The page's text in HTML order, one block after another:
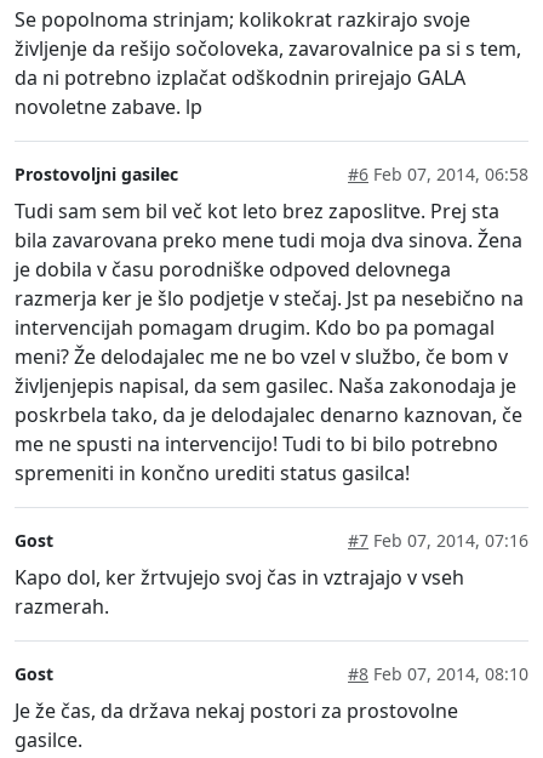
Se popolnoma strinjam; kolikokrat razkirajo svoje
življenje da rešijo sočoloveka, zavarovalnice pa si s tem,
da ni potrebno izplačat odškodnin prirejajo GALA
novoletne zabave. lp
Prostovoljni gasilec #6 Feb 07, 2014, 06:58
Tudi sam sem bil več kot leto brez zaposlitve. Prej sta
bila zavarovana preko mene tudi moja dva sinova. Žena
je dobila v času porodniške odpoved delovnega
razmerja ker je šlo podjetje v stečaj. Jst pa nesebično na
intervencijah pomagam drugim. Kdo bo pa pomagal
meni? Že delodajalec me ne bo vzel v službo, če bom v
življenjepis napisal, da sem gasilec. Naša zakonodaja je
poskrbela tako, da je delodajalec denarno kaznovan, če
me ne spusti na intervencijo! Tudi to bi bilo potrebno
spremeniti in končno urediti status gasilca!
Gost #7 Feb 07, 2014, 07:16
Kapo dol, ker žrtvujejo svoj čas in vztrajajo v vseh
razmerah.
Gost #8 Feb 07, 2014, 08:10
Je že čas, da država nekaj postori za prostovolne
gasilce.